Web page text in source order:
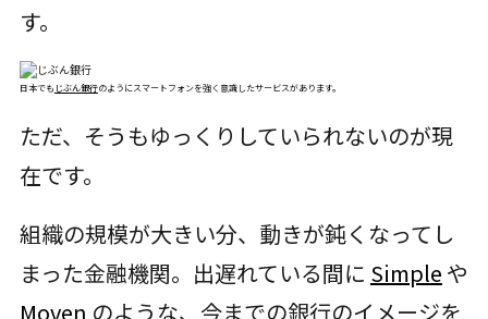
す。
日本でも じぶん銀行のようにスマートフォンを強く意識したサービスがあります。
ただ、そうもゆっくりしていられないのが現
在です。
組織の規模が大きい分、動きが鈍くなってし
まった金融機関。出遅れている間に Simple や
Moven のような、今までの銀行のイメージを